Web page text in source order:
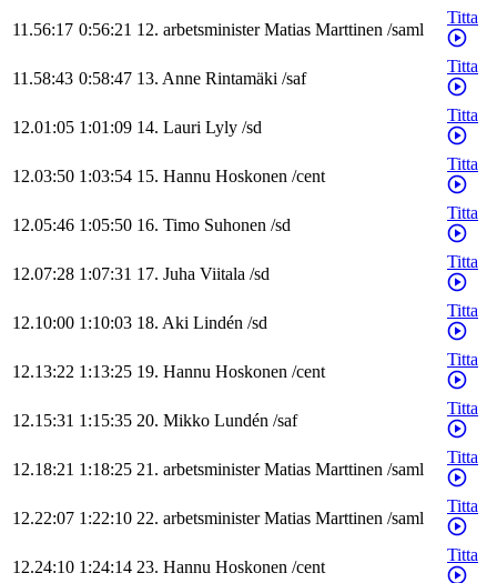
11.56:17 0:56:21 12. arbetsminister Matias Marttinen /saml
Titta
11.58:43 0:58:47 13. Anne Rintamäki /saf
Titta
12.01:05 1:01:09 14. Lauri Lyly /sd
Titta
12.03:50 1:03:54 15. Hannu Hoskonen /cent
Titta
12.05:46 1:05:50 16. Timo Suhonen /sd
Titta
12.07:28 1:07:31 17. Juha Viitala /sd
Titta
12.10:00 1:10:03 18. Aki Lindén /sd
Titta
12.13:22 1:13:25 19. Hannu Hoskonen /cent
Titta
12.15:31 1:15:35 20. Mikko Lundén /saf
Titta
12.18:21 1:18:25 21. arbetsminister Matias Marttinen /saml
Titta
12.22:07 1:22:10 22. arbetsminister Matias Marttinen /saml
Titta
12.24:10 1:24:14 23. Hannu Hoskonen /cent
Titta